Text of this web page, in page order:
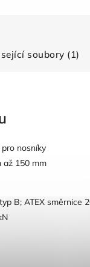
soubory (1)
nosníky
až 150 mm
B; ATEX směrnice